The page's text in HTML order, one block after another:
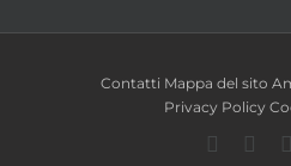
Contatti Mappa del sito
Privacy Policy
Facebook